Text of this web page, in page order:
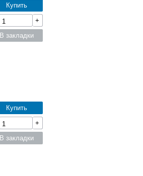
Купить
+
В закладки
Купить
+
В закладки